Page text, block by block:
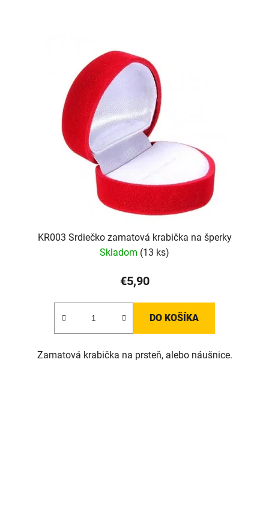
KR003 Srdiečko zamatová krabička na šperky
Skladom (13 ks)
€5,90
DO KOŠÍKA
Zamatová krabička na prsteň, alebo náušnice.